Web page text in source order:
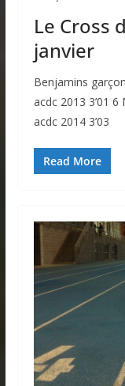
Le Cross
janvier
Benjamins
acdc 2013 3’01 6
acdc 2014 3’03
Read More